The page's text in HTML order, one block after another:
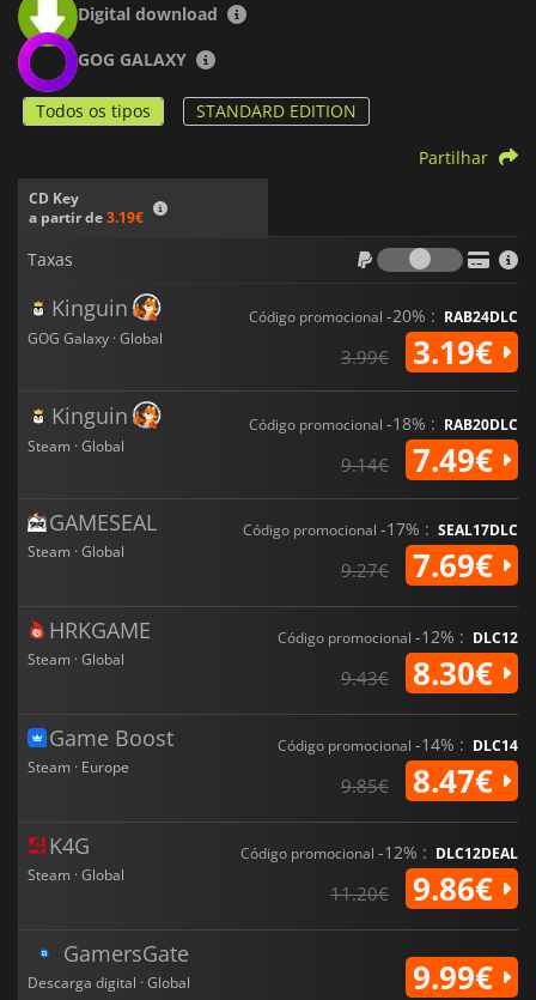
Digital download
GOG GALAXY
Todos os tipos STANDARD EDITION
CD Key
a partir de3.19€
Partilhar
Taxas
Taxas
Kinguin
GOG Galaxy · Global
Código promocional -20% : RAB24DLC
3.99€ 3.19€
Kinguin
Steam · Global
Código promocional -18% : RAB20DLC
9.14€ 7.49€
GAMESEAL
Steam · Global
Código promocional -17% : SEAL17DLC
9.27€ 7.69€
HRKGAME
Steam · Global
Código promocional -12% : DLC12
9.43€ 8.30€
Game Boost
Steam · Europe
Código promocional -14% : DLC14
9.85€ 8.47€
K4G
Steam · Global
Código promocional -12% : DLC12DEAL
11.20€ 9.86€
GamersGate
Descarga digital · Global 9.99€